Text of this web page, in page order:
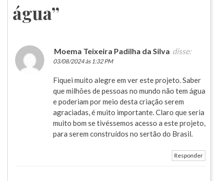
água”
Moema Teixeira Padilha da Silva disse:
03/08/2024 às 1:32 PM
Fiquei muito alegre em ver este projeto. Saber
que milhões de pessoas no mundo não tem água
e poderiam por meio desta criação serem
agraciadas, é muito importante. Claro que seria
muito bom se tivéssemos acesso a este projeto,
para serem construídos no sertão do Brasil.
Responder